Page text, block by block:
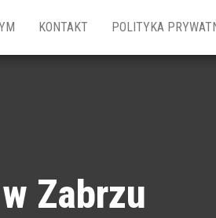
KONTAKT POLITYKA
Zabrzu